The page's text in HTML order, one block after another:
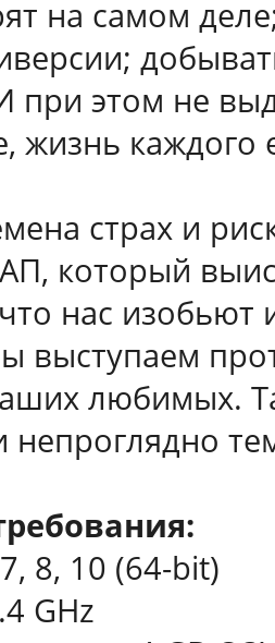
на самом
при этом не
жизнь каждого
страх и
который
нас изобьют
выступаем
любимых.
непроглядно
8, 10 (64-bit)
GHz